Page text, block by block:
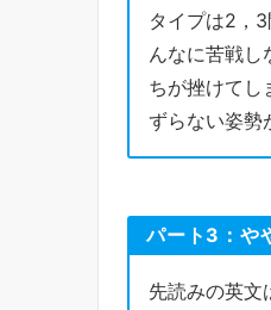
タイプは2，
んなに苦戦し
ちが挫けてし
ずらない姿勢
パート3：や
先読みの英文